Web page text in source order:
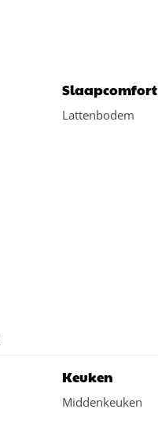
Slaapcomfort
Lattenbodem
Keuken
Middenkeuken